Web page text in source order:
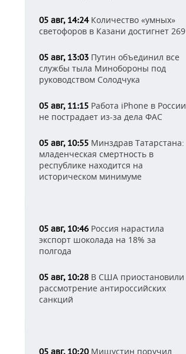
05 авг, 14:24Количество «умных»
светофоров в Казани достигнет 269
05 авг, 13:03 Путин объединил все
службы тыла Минобороны под
руководством Солодчука
05 авг, 11:15 Работа iPhone в России
не пострадает из-за дела ФАС
05 авг, 10:55 Минздрав Татарстана:
младенческая смертность в
республике находится на
историческом минимуме
05 авг, 10:46 Россия нарастила
экспорт шоколада на 18% за
полгода
05 авг, 10:28 В США приостановили
рассмотрение антироссийских
санкций
05 авг, 10:20Мишустин поручил